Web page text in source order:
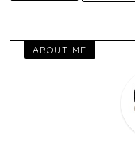
ABOUT ME